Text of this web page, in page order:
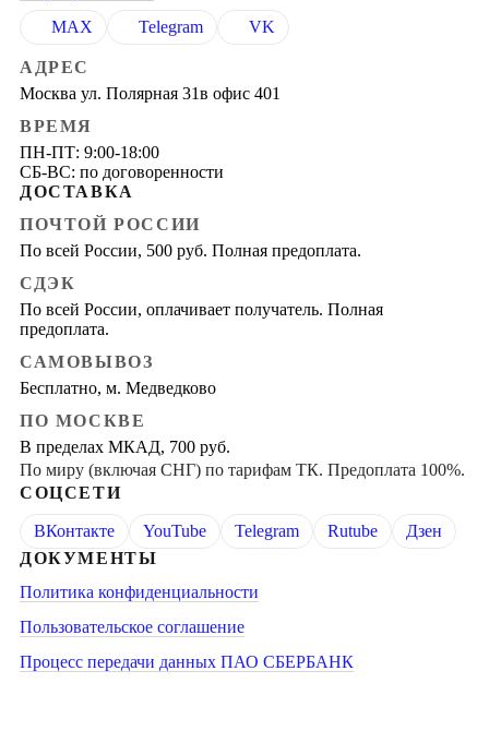
MAX
Telegram VK
АДРЕС
Москва ул. Полярная 31в офис 401
ВРЕМЯ
ПН-ПТ: 9:00-18:00
СБ-ВС: по договоренности
ДОСТАВКА
ПОЧТОЙ РОССИИ
По всей России, 500 руб. Полная предоплата.
СДЭК
По всей России, оплачивает получатель. Полная
предоплата.
САМОВЫВОЗ
Бесплатно, м. Медведково
ПО МОСКВЕ
В пределах МКАД, 700 руб.
По миру (включая СНГ) по тарифам ТК. Предоплата 100%.
СОЦСЕТИ
ВКонтакте YouTube Telegram Rutube
Дзен
ДОКУМЕНТЫ
Политика конфиденциальности
Пользовательское соглашение
Процесс передачи данных ПАО СБЕРБАНК